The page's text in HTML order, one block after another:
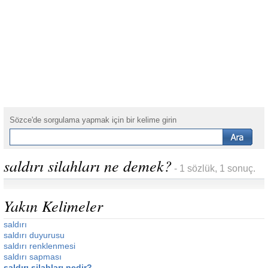
Sözce'de sorgulama yapmak için bir kelime girin
saldırı silahları ne demek? - 1 sözlük, 1 sonuç.
Yakın Kelimeler
saldırı
saldırı duyurusu
saldırı renklenmesi
saldırı sapması